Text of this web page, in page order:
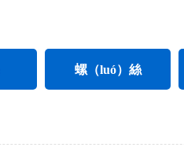
螺（luó）絲
電子螺絲